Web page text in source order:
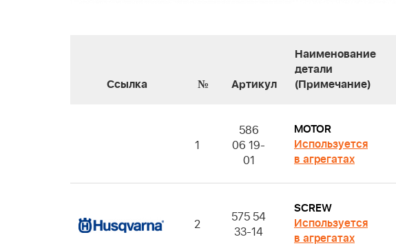
Ссылка № Артикул
Наименование
детали
(Примечание)
1
586
06 19-
01
MOTOR
Используется
в агрегатах
2
575 54
33-14
SCREW
Используется
в агрегатах